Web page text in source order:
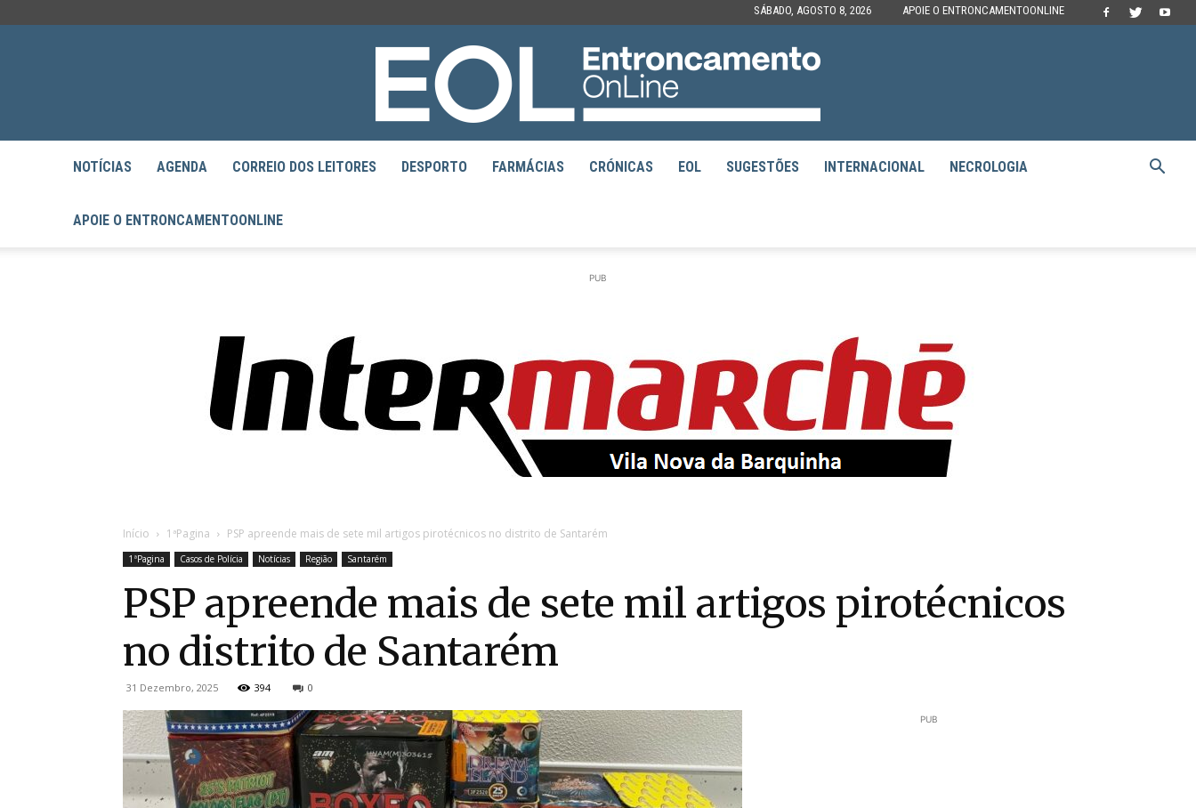
SÁBADO, AGOSTO 8, 2026 APOIE O ENTRONCAMENTOONLINE
EntroncamentoOnline
NOTÍCIAS AGENDA CORREIO DOS LEITORES DESPORTO FARMÁCIAS CRÓNICAS EOL SUGESTÕES INTERNACIONAL NECROLOGIA
APOIE O ENTRONCAMENTOONLINE
PUB
Início 1ªPagina PSP apreende mais de sete mil artigos pirotécnicos no distrito de Santarém
1ªPagina Casos de Polícia Notícias Região Santarém
PSP apreende mais de sete mil artigos pirotécnicos
no distrito de Santarém
31 Dezembro, 2025 394 0
PUB